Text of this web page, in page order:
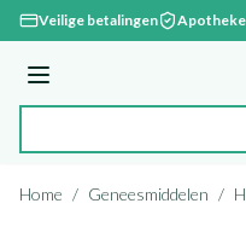
Ga naar de inhoud
Veilige betalingen
Menu
Home / Geneesmiddelen /